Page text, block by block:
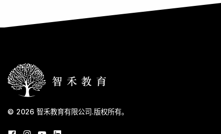
© 2026 智禾教育有限公司.版权所有。